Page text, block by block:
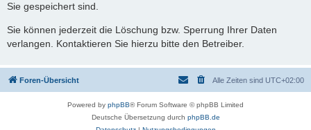
Sie gespeichert sind.
Sie können jederzeit die Löschung bzw. Sperrung Ihrer Daten
verlangen. Kontaktieren Sie hierzu bitte den Betreiber.
Foren-Übersicht Alle Zeiten sind UTC+02:00
Powered by phpBB® Forum Software © phpBB Limited
Deutsche Übersetzung durch phpBB.de